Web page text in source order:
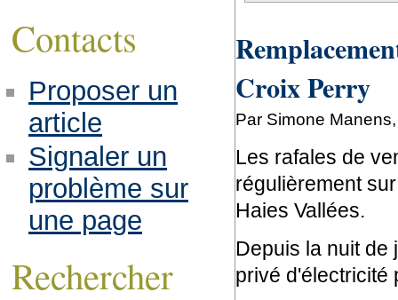
Croix Perry
Par Simone
Les rafales de
régulièrement
Haies Vallées.
Depuis la nuit de
privé d'électricité
Contacts
Proposer un
article
Signaler un
problème sur
une page
Rechercher